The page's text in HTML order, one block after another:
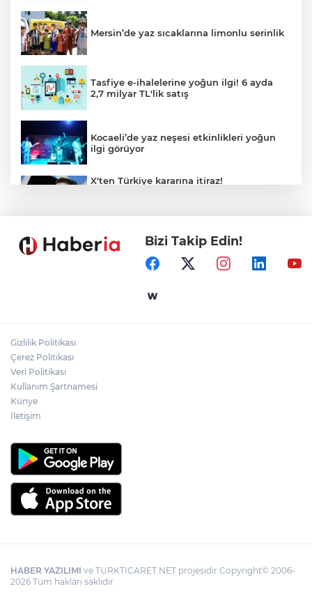
Mersin’de yaz sıcaklarına limonlu serinlik
Tasfiye e-ihalelerine yoğun ilgi! 6 ayda
2,7 milyar TL'lik satış
Kocaeli’de yaz neşesi etkinlikleri yoğun
ilgi görüyor
X'ten Türkiye kararına itiraz!
mahkemeye taşındı
Mersin'de 4 merkez ilçeye güçlü yağmur
suyu yatırımı
Türk Kayak Merkezleri Birliği'nin 3'üncü
Bizi Takip Edin!
Gizlilik Politikası
Çerez Politikası
Veri Politikası
Kullanım Şartnamesi
Künye
İletişim
HABER YAZILIMI ve TURKTICARET.NET projesidir Copyright© 2006-
2026 Tüm hakları saklıdır.